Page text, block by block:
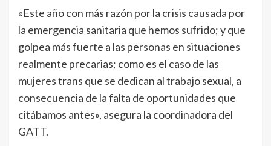
«Este año con más razón por la crisis causada por
la emergencia sanitaria que hemos sufrido; y que
golpea más fuerte a las personas en situaciones
realmente precarias; como es el caso de las
mujeres trans que se dedican al trabajo sexual, a
consecuencia de la falta de oportunidades que
citábamos antes», asegura la coordinadora del
GATT.